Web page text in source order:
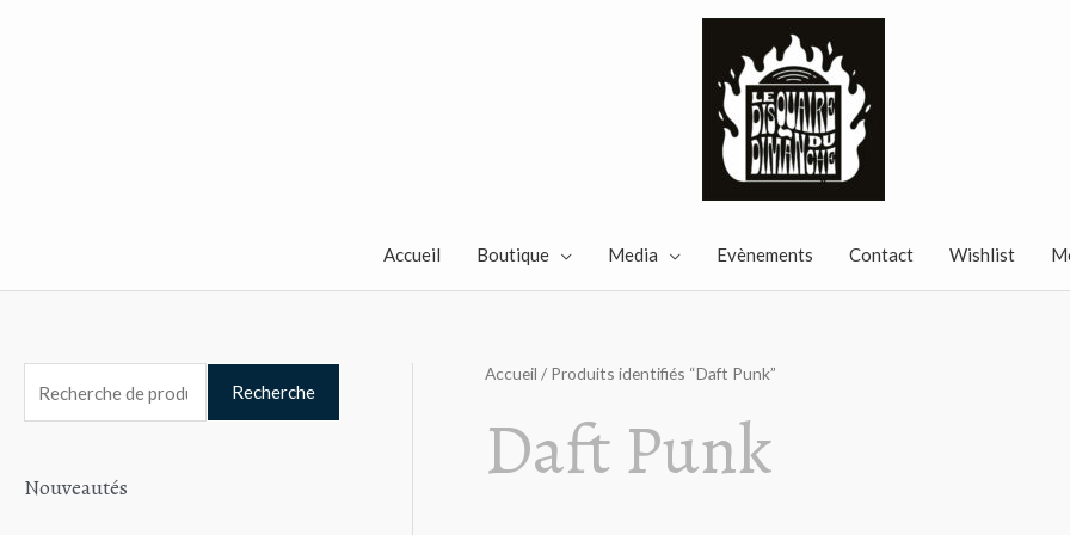
Accueil Boutique Media Evènements Contact Wishlist
e
h
Recherche
Nouveautés
Accueil / Produits identifiés “Daft Punk”
Daft Punk